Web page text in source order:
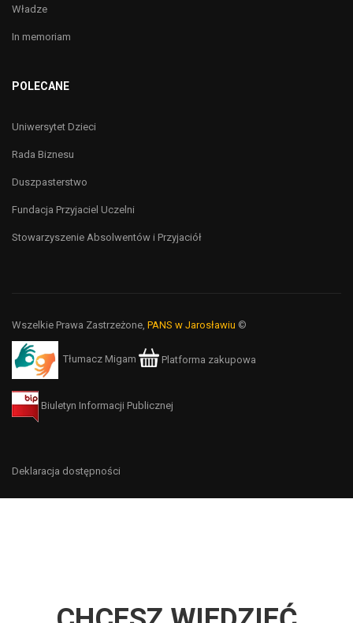
Władze
In memoriam
POLECANE
Uniwersytet Dzieci
Rada Biznesu
Duszpasterstwo
Fundacja Przyjaciel Uczelni
Stowarzyszenie Absolwentów i Przyjaciół
Wszelkie Prawa Zastrzeżone, PANS w Jarosławiu ©
Tłumacz Migam Platforma zakupowa
Biuletyn Informacji Publicznej
Deklaracja dostępności